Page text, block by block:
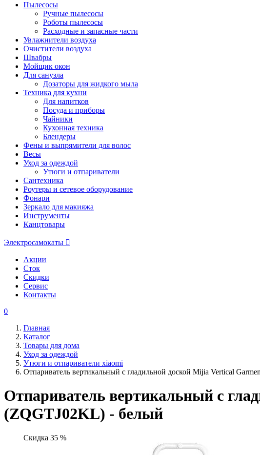
Пылесосы
Ручные пылесосы
Роботы пылесосы
Расходные и запасные части
Увлажнители воздуха
Очистители воздуха
Швабры
Мойщик окон
Для санузла
Дозаторы для жидкого мыла
Техника для кухни
Для напитков
Посуда и приборы
Чайники
Кухонная техника
Блендеры
Фены и выпрямители для волос
Весы
Уход за одеждой
Утюги и отпариватели
Сантехника
Роутеры и сетевое оборудование
Фонари
Зеркало для макияжа
Инструменты
Канцтовары
Электросамокаты
Акции
Сток
Скидки
Сервис
Контакты
0
Главная
Каталог
Товары для дома
Уход за одеждой
Утюги и отпариватели xiaomi
Отпариватель вертикальный с гладильной доской Mijia Vertical
Отпариватель вертикальный с
(ZQGTJ02KL) - белый
Скидка 35 %